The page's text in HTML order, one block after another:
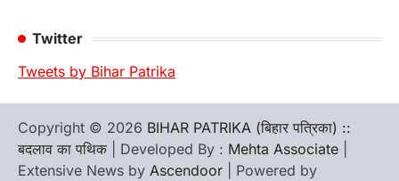
Twitter
Tweets by Bihar Patrika
Copyright © 2026 BIHAR PATRIKA (बिहार पत्रिका) ::
बदलाव का पथिक | Developed By : Mehta Associate
Extensive News by Ascendoor | Powered by